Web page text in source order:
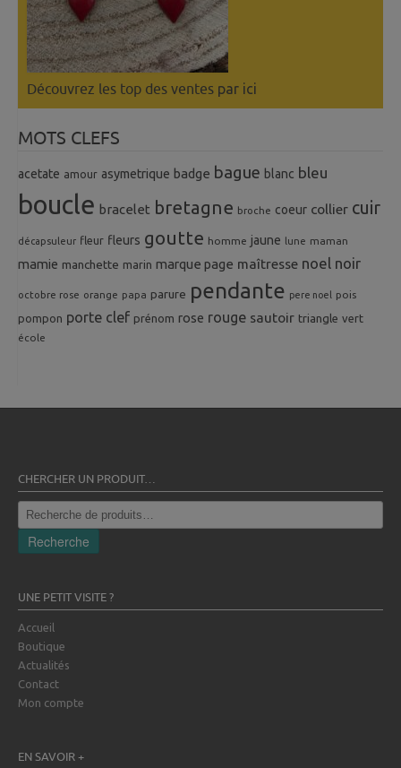
Découvrez les top des ventes par ici
MOTS CLEFS
acetate amour asymetrique badge bague blanc bleu
boucle bracelet bretagne broche coeur collier cuir
décapsuleur fleur fleurs goutte homme jaune lune maman
mamie manchette marin marque page maîtresse noel noir
octobre rose orange papa parure pendante pere noel pois
pompon porte clef prénom rose rouge sautoir triangle vert
école
CHERCHER UN PRODUIT…
Recherche
pour :
Recherche
UNE PETIT VISITE ?
Accueil
Boutique
Actualités
Contact
Mon compte
EN SAVOIR +